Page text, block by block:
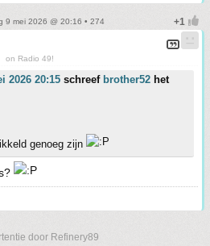
9 mei 2026 @ 20:16 • 274
on Radio 49!
2026 20:15 schreef brother52 het
genoeg zijn
door Refinery89